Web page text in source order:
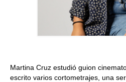
Martina Cruz estudió guion
escrito varios cortometrajes, una